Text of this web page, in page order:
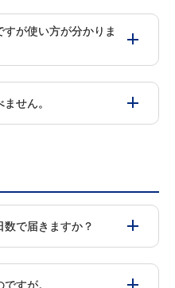
が使い方が分かりま
せん。
で届きますか？
すが。